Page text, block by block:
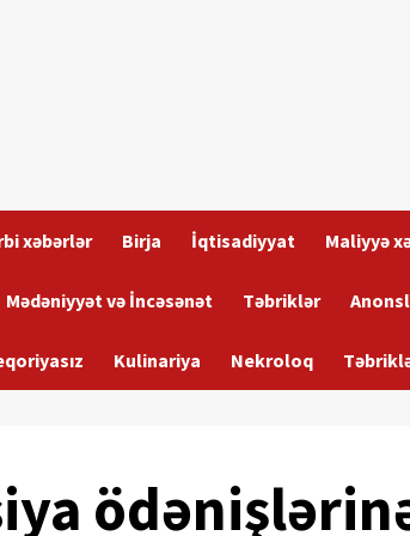
xəbərlər Birja İqtisadiyyat Maliyyə
Mədəniyyət və İncəsənət Təbriklər
Kulinariya Nekroloq